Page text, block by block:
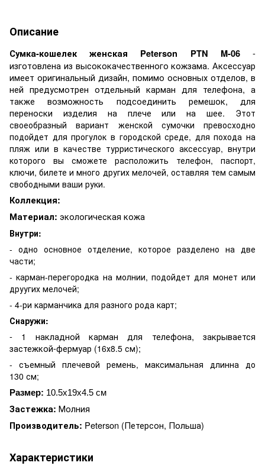
Описание
Сумка-кошелек женская Peterson PTN M-06-
изготовлена из высококачественного кожзама. Аксессуар
имеет оригинальный дизайн, помимо основных отделов, в
ней предусмотрен отдельный карман для телефона, а
также возможность подсоединить ремешок, для
переноски изделия на плече или на шее. Этот
своеобразный вариант женской сумочки превосходно
подойдет для прогулок в городской среде, для похода на
пляж или в качестве турристического аксессуар, внутри
которого вы сможете расположить телефон, паспорт,
ключи, билете и много других мелочей, оставляя тем самым
свободными ваши руки.
Коллекция:
Материал: экологическая кожа
Внутри:
- одно основное отделение, которое разделено на две
части;
- карман-перегородка на молнии, подойдет для монет или
друугих мелочей;
- 4-ри карманчика для разного рода карт;
Снаружи:
- 1 накладной карман для телефона, закрывается
застежкой-фермуар (16х8.5 см);
- съемный плечевой ремень, максимальная длинна до
130 см;
Размер: 10.5х19х4.5 см
Застежка: Молния
Производитель: Peterson (Петерсон, Польша)
Характеристики